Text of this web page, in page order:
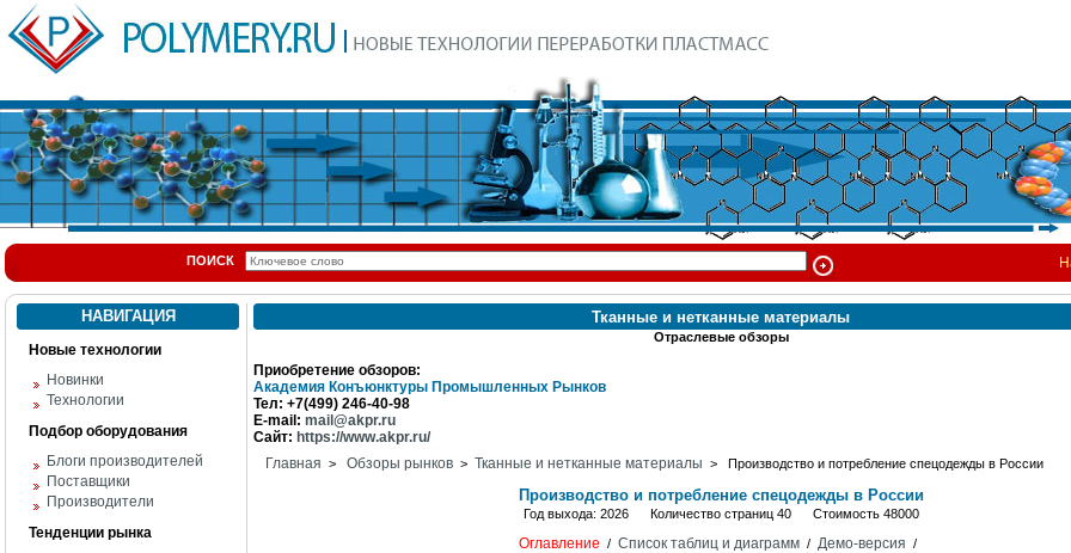
ПОИСК
НАВИГАЦИЯ
Новые технологии
Новинки
Технологии
Подбор оборудования
Блоги производителей
Поставщики
Производители
Тенденции рынка
Тканные и нетканные материалы
Отраслевые обзоры
Приобретение обзоров:
Академия Конъюнктуры Промышленных Рынков
Тел: +7(499) 246-40-98
E-mail: mail@akpr.ru
Сайт: https://www.akpr.ru/
Главная > Обзоры рынков > Тканные и нетканные материалы > Производство и потребление спецодежды в России
Производство и потребление спецодежды в России
Год выхода: 2026 Количество страниц 40 Стоимость 48000
Оглавление / Список таблиц и диаграмм/ Демо-версия /